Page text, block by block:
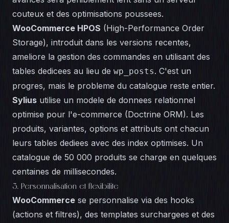
couteux et des optimisations poussees.
WooCommerce HPOS (High-Performance Order
Storage), introduit dans les versions recentes,
ameliore la gestion des commandes en utilisant des
tables dedicees au lieu de wp_posts. C'est un
progres, mais le probleme du catalogue reste entier.
Sylius utilise un modele de donnees relationnel
optimise pour l'e-commerce (Doctrine ORM). Les
produits, variantes, options et attributs ont chacun
leurs tables dediees avec des index optimises. Un
catalogue de 50 000 produits se charge en quelques
centaines de millisecondes.
3. Personnalisation et flexibilite
WooCommerce se personnalise via des hooks
(actions et filtres), des templates surchargees et des